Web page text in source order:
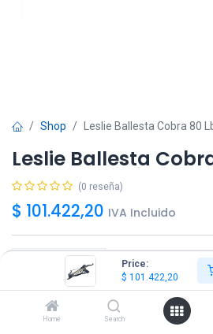
Price:
$ 101.422,20
Home Search
Shop Leslie Ballesta Cobra 80
Leslie Ballesta
(0 reseña)
$ 101.422,20 IVA Incluido
Agregar